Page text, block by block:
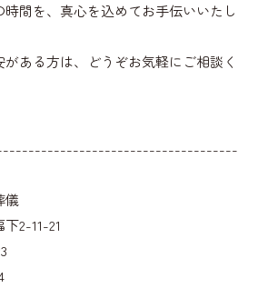
間を、真心を込めてお手伝いいたし
ある方は、どうぞお気軽にご相談く
儀
2-11-21